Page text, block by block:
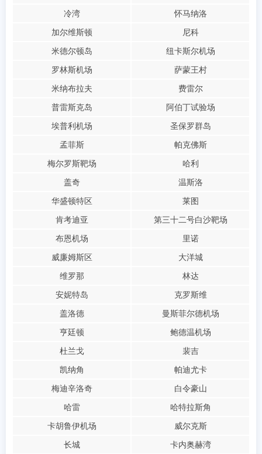
冷湾
怀马纳洛
加尔维斯顿
尼科
米德尔顿岛
纽卡斯尔机场
罗林斯机场
萨蒙王村
米纳布拉夫
费雷尔
普雷斯克岛
阿伯丁试验场
埃普利机场
圣保罗群岛
孟菲斯
帕克佛斯
梅尔罗斯靶场
哈利
盖奇
温斯洛
华盛顿特区
莱图
肯考迪亚
第三十二号白沙靶场
布恩机场
里诺
威廉姆斯区
大洋城
维罗那
林达
安妮特岛
克罗斯维
盖洛德
曼斯菲尔德机场
亨廷顿
鲍德温机场
杜兰戈
裴吉
凯纳角
帕迪尤卡
梅迪辛洛奇
白令豪山
哈雷
哈特拉斯角
卡胡鲁伊机场
威尔克斯
长城
卡内奥赫湾